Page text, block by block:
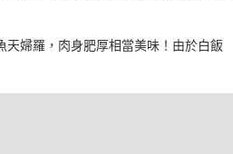
天婦羅，肉身肥厚相當美味！由於白飯